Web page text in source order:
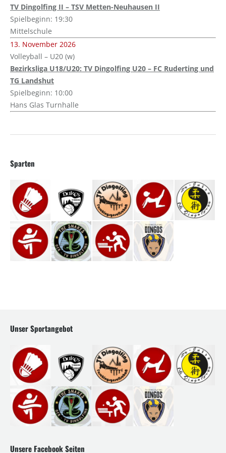
TV Dingolfing II – TSV Metten-Neuhausen II
Spielbeginn: 19:30
Mittelschule
13. November 2026
Volleyball – U20 (w)
Bezirksliga U18/U20: TV Dingolfing U20 – FC Ruderting und
TG Landshut
Spielbeginn: 10:00
Hans Glas Turnhalle
Sparten
Unser Sportangebot
Unsere Facebook Seiten